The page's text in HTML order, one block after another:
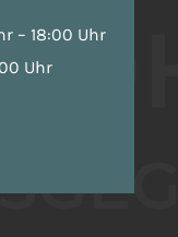
– 18:00 Uhr
Uhr